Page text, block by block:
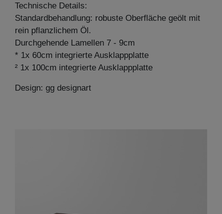
Technische Details:
Standardbehandlung: robuste Oberfläche geölt mit
rein pflanzlichem Öl.
Durchgehende Lamellen 7 - 9cm
* 1x 60cm integrierte Ausklappplatte
² 1x 100cm integrierte Ausklappplatte
Design: gg designart